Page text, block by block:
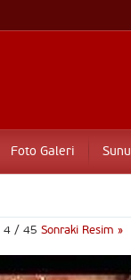
Foto Galeri
4 / 45 Sonraki Resim »